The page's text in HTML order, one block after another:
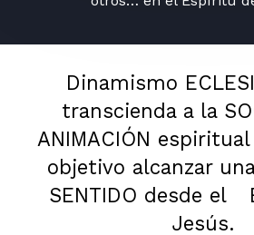
Dinamismo
transcienda a la
ANIMACIÓN espiritual
objetivo alcanzar
SENTIDO desde el
Jesús.